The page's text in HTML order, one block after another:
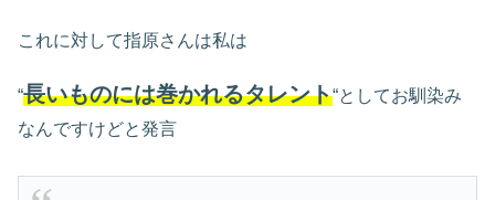
これに対して指原さんは私は
“長いものには巻かれるタレント“としてお馴染み
なんですけどと発言